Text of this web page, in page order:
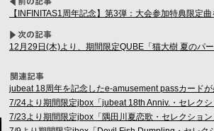
【INFINITAS1周年記念】第3弾：大会参加特典限定
12月29日(木)より、期間限定QUBE「猫大樹 夏のパ
jubeat 18周年を記念したe-amusement passカードが
7/24より期間限定jbox「jubeat 18th Anniv.・セレクシ
7/23より期間限定jbox「隅田川夏恋歌・セレクション